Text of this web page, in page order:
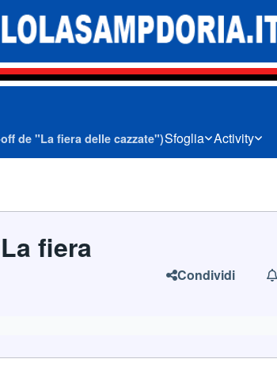
de "La fiera delle cazzate")Sfoglia Activity
fiera
Condividi